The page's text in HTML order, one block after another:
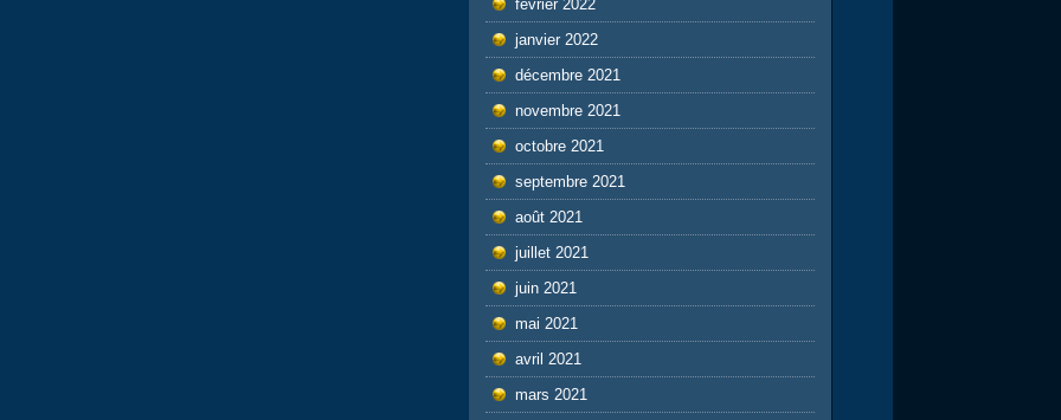
février 2022
janvier 2022
décembre 2021
novembre 2021
octobre 2021
septembre 2021
août 2021
juillet 2021
juin 2021
mai 2021
avril 2021
mars 2021